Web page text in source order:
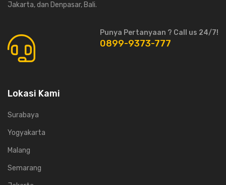
Jakarta, dan Denpasar, Bali.
Punya Pertanyaan ? Call us 24/7!
0899-9373-777
Lokasi Kami
Surabaya
Yogyakarta
Malang
Semarang